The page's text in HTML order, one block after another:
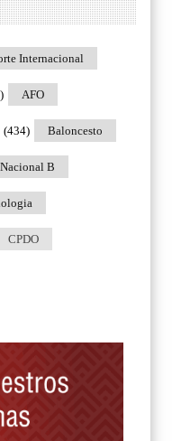
Internacional
AFO
Baloncesto
(434)
Nacional B
CPDO